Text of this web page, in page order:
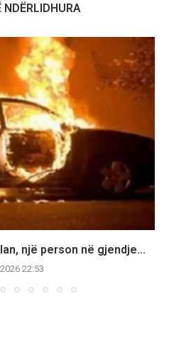
NDËRLIDHURA
një person në gjendje...
22:53